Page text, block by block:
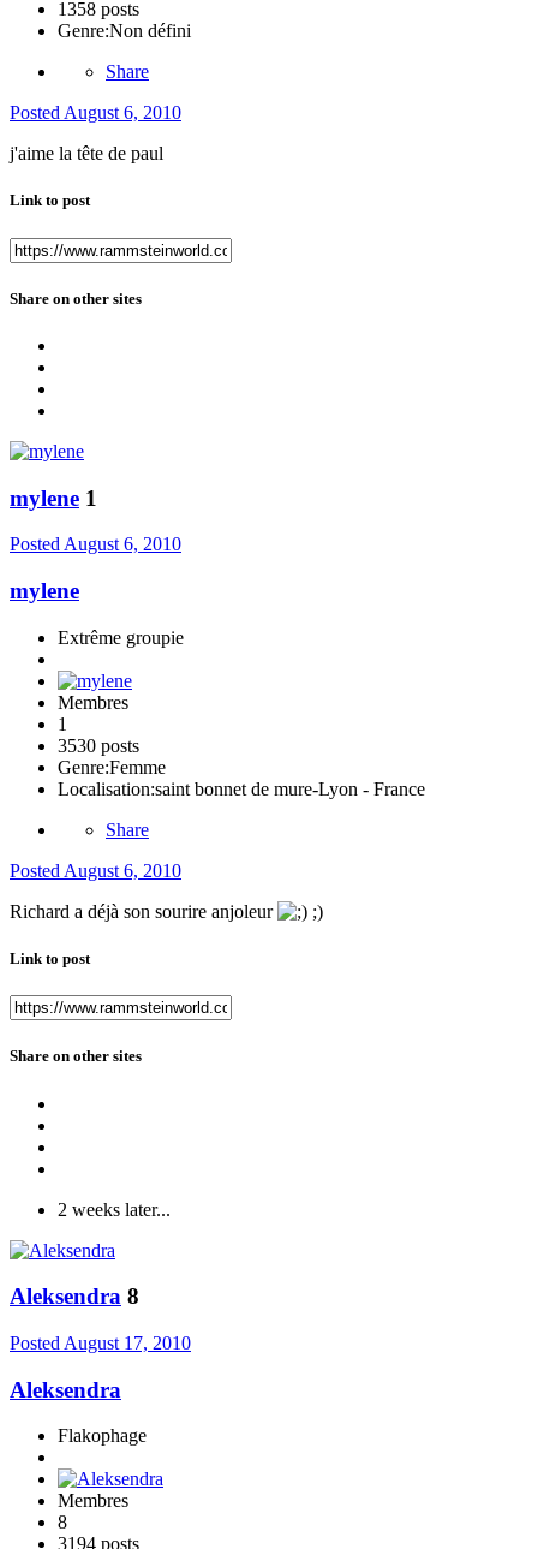
1358 posts
Genre:Non défini
Share
Posted August 6, 2010
j'aime la tête de paul
Link to post
Share on other sites
mylene 1
PostedAugust 6, 2010
mylene
Extrême groupie
Membres
1
3530 posts
Genre:Femme
Localisation:saint bonnet de mure-Lyon - France
Share
Posted August 6, 2010
Richard a déjà son sourire anjoleur
;)
Link to post
Share on other sites
2 weeks later...
Aleksendra 8
Posted August 17, 2010
Aleksendra
Flakophage
Membres
8
3194 posts